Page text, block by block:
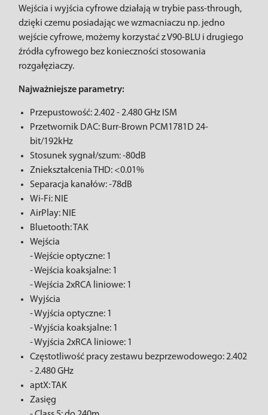
Wejścia i wyjścia cyfrowe działają w trybie pass-through,
dzięki czemu posiadając we wzmacniaczu np. jedno
wejście cyfrowe, możemy korzystać z V90-BLU i drugiego
źródła cyfrowego bez konieczności stosowania
rozgałęziaczy.
Najważniejsze parametry:
Przepustowość: 2.402 - 2.480 GHz ISM
Przetwornik DAC: Burr-Brown PCM1781D 24-
bit/192kHz
Stosunek sygnał/szum: -80dB
Zniekształcenia THD: <0.01%
Separacja kanałów: -78dB
Wi-Fi: NIE
AirPlay: NIE
Bluetooth: TAK
Wejścia
- Wejście optyczne: 1
- Wejścia koaksjalne: 1
- Wejścia 2xRCA liniowe: 1
Wyjścia
- Wyjścia optyczne: 1
- Wyjścia koaksjalne: 1
- Wyjścia 2xRCA liniowe: 1
Częstotliwość pracy zestawu bezprzewodowego: 2.402
- 2.480 GHz
aptX: TAK
Zasięg